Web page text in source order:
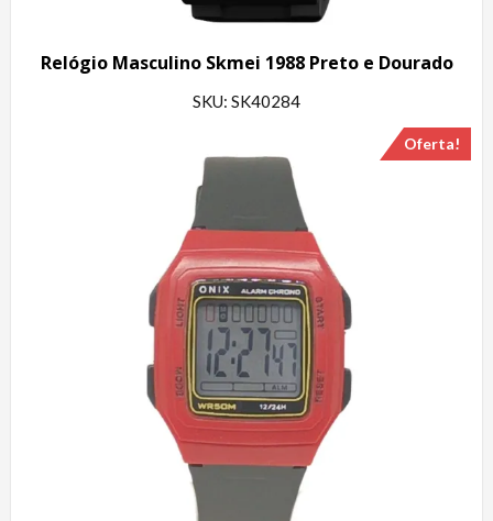
Relógio Masculino Skmei 1988 Preto e Dourado
SKU: SK40284
Oferta!